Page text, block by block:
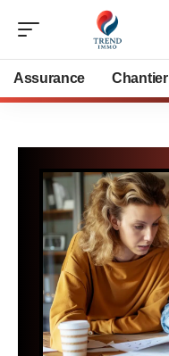
Assurance Chantier